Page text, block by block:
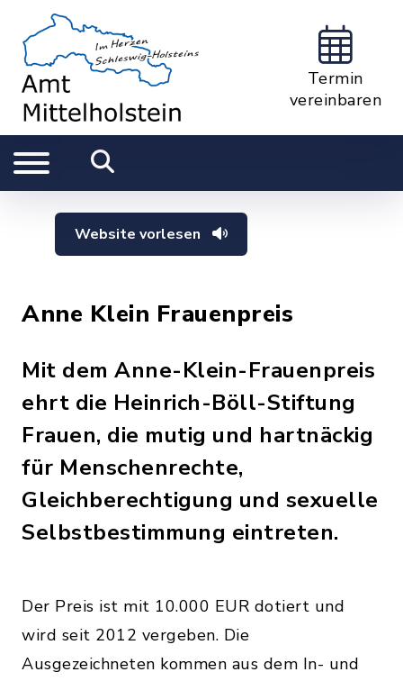
Termin
vereinbaren
Website vorlesen
Anne Klein Frauenpreis
Mit dem Anne-Klein-Frauenpreis
ehrt die Heinrich-Böll-Stiftung
Frauen, die mutig und hartnäckig
für Menschenrechte,
Gleichberechtigung und sexuelle
Selbstbestimmung eintreten.
Der Preis ist mit 10.000 EUR dotiert und
wird seit 2012 vergeben. Die
Ausgezeichneten kommen aus dem In- und